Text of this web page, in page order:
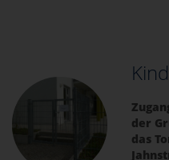
der
das